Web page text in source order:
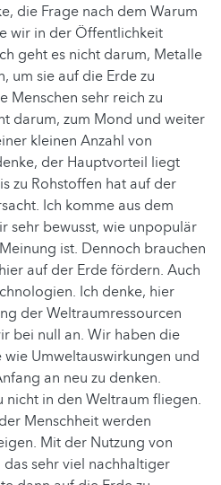
die Frage nach dem Warum
wir in der Öffentlichkeit
geht es nicht darum, Metalle
um sie auf die Erde zu
Menschen sehr reich zu
darum, zum Mond und weiter
kleinen Anzahl von
der Hauptvorteil liegt
zu Rohstoffen hat auf der
Ich komme aus dem
sehr bewusst, wie unpopulär
ist. Dennoch brauchen
auf der Erde fördern. Auch
Ich denke, hier
der Weltraumressourcen
bei null an. Wir haben die
Umweltauswirkungen und
an neu zu denken.
nicht in den Weltraum fliegen.
Menschheit werden
Mit der Nutzung von
sehr viel nachhaltiger